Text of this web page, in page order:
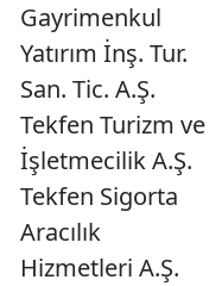
Gayrimenkul
Yatırım İnş. Tur.
San. Tic. A.Ş.
Tekfen Turizm ve
İşletmecilik A.Ş.
Tekfen Sigorta
Aracılık
Hizmetleri A.Ş.